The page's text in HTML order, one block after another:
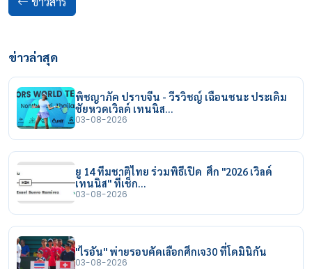
ข่าวล่าสุด
พิชญาภัค ปราบจีน - วีรวิชญ์ เฉือนชนะ ประเดิม
ชัยหวดเวิลด์ เทนนิส…
03-08-2026
ยู 14 ทีมชาติไทย ร่วมพิธีเปิด ศึก "2026 เวิลด์
เทนนิส" ที่เช็ก…
03-08-2026
"ไรอัน" พ่ายรอบคัดเลือกศึกเจ30 ที่โดมินิกัน
03-08-2026